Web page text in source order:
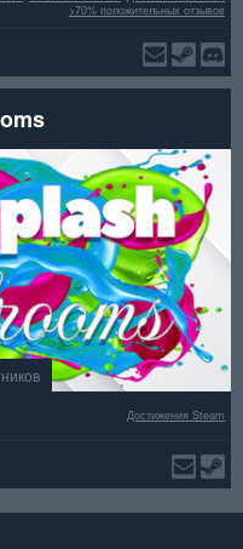
>70% положительных отзывов
Достижения Steam